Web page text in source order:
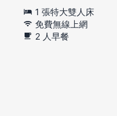
1 張特大雙人床
免費無線上網
2 人早餐